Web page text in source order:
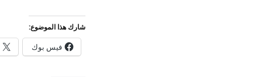
شارك هذا الموضوع:
فيس بوك